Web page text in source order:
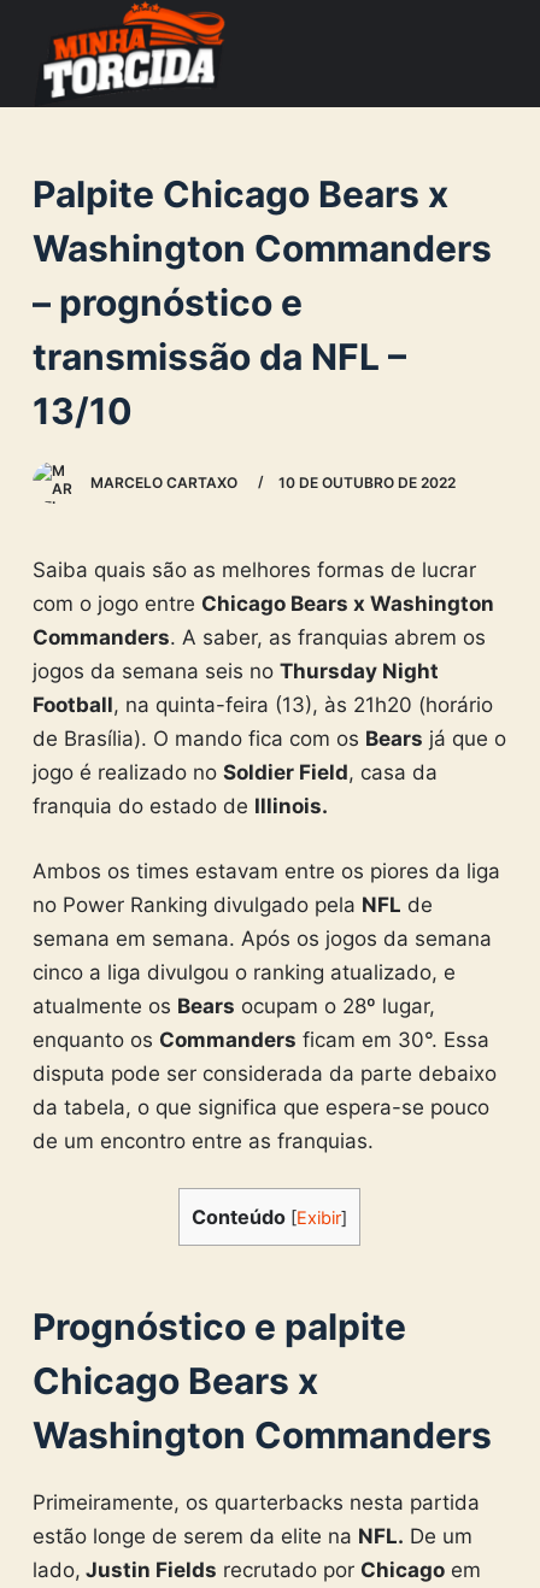
c
n
e
n
Palpite Chicago Bears x
Washington Commanders
– prognóstico e
transmissão da NFL –
13/10
MARCELO CARTAXO 10 DE OUTUBRO DE 2022
Saiba quais são as melhores formas de lucrar
com o jogo entre Chicago Bears x Washington
Commanders. A saber, as franquias abrem os
jogos da semana seis no Thursday Night
Football, na quinta-feira (13), às 21h20 (horário
de Brasília). O mando fica com os Bears já que o
jogo é realizado no Soldier Field, casa da
franquia do estado de Illinois.
Ambos os times estavam entre os piores da liga
no Power Ranking divulgado pela NFL de
semana em semana. Após os jogos da semana
cinco a liga divulgou o ranking atualizado, e
atualmente os Bears ocupam o 28º lugar,
enquanto os Commanders ficam em 30°. Essa
disputa pode ser considerada da parte debaixo
da tabela, o que significa que espera-se pouco
de um encontro entre as franquias.
Conteúdo [Exibir]
Prognóstico e palpite
Chicago Bears x
Washington Commanders
Primeiramente, os quarterbacks nesta partida
estão longe de serem da elite na NFL. De um
lado, Justin Fields recrutado por Chicagoem